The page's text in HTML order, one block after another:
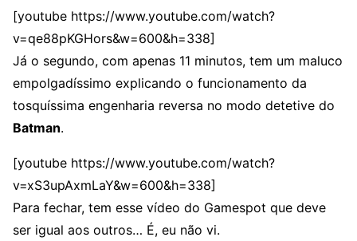
[youtube https://www.youtube.com/watch?
v=qe88pKGHors&w=600&h=338]
Já o segundo, com apenas 11 minutos, tem um maluco
empolgadíssimo explicando o funcionamento da
tosquíssima engenharia reversa no modo detetive do
Batman.
[youtube https://www.youtube.com/watch?
v=xS3upAxmLaY&w=600&h=338]
Para fechar, tem esse vídeo do Gamespot que deve
ser igual aos outros… É, eu não vi.